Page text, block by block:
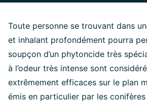
Toute personne se trouvant dans
et inhalant profondément pourra
soupçon d’un phytoncide très
à l’odeur très intense sont
extrêmement efficaces sur le plan
émis en particulier par les